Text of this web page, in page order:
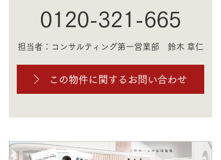
0120-321-665
担当者：コンサルティング第一営業部 鈴木 章仁
この物件に関するお問い合わせ